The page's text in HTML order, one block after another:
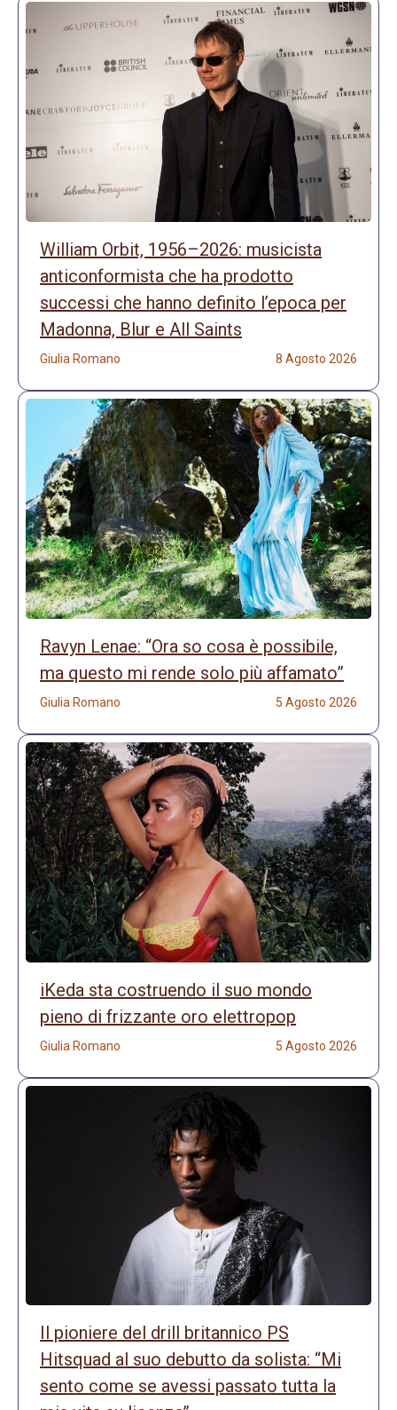
William Orbit, 1956–2026: musicista
anticonformista che ha prodotto
successi che hanno definito l’epoca per
Madonna, Blur e All Saints
Giulia Romano 8 Agosto 2026
Ravyn Lenae: “Ora so cosa è possibile,
ma questo mi rende solo più affamato”
Giulia Romano 5 Agosto 2026
iKeda sta costruendo il suo mondo
pieno di frizzante oro elettropop
Giulia Romano 5 Agosto 2026
Il pioniere del drill britannico PS
Hitsquad al suo debutto da solista: “Mi
sento come se avessi passato tutta la